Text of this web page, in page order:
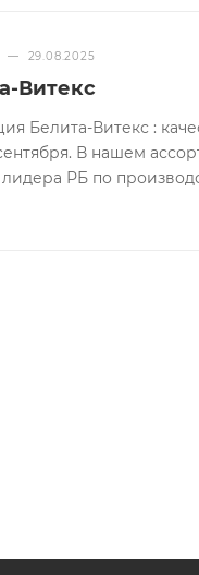
pН, дарит
— 29.08.2025
Витекс
Белита-Витекс :
В нашем
лидера РБ по